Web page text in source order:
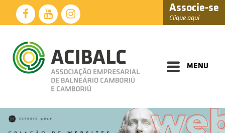
Associe-se
Clique aqui
MENU
Diretoria
Documentos